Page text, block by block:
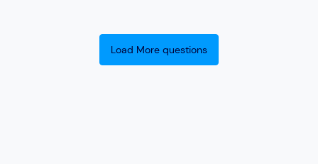
Load More questions